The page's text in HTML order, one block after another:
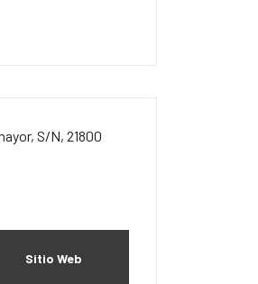
S/N, 21800
Sitio Web